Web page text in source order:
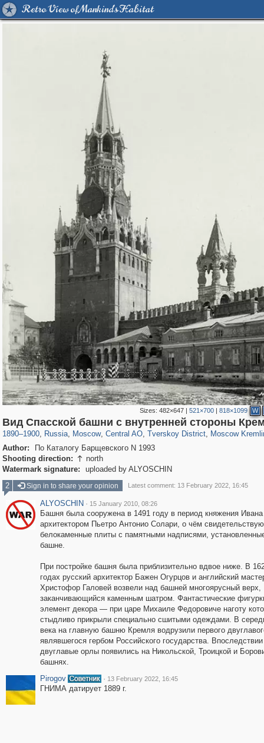
Retro View of Mankind's Habitat
Sizes:482×647 |521×700 |818×1099 W
Вид Спасской башни с внутренней стороны
1890–1900, Russia
1,407,345 29,248
, Moscow
319,882 8,286
, Central AO
160,021 5,916
, Tverskoy District
53,055 2,283
, Moscow
5,821 536
Author:
По Каталогу Барщевского N 1993
Shooting direction:  north
Watermark signature:
uploaded by ALYOSCHIN
2
Sign in to share your opinion Latest comment: 13 February 2022, 16:45
ALYOSCHIN · 15 January 2010, 08:26
Башня была сооружена в 1491 году в период княжения
архитектором Пьетро Антонио Солари, о чём
белокаменные плиты с памятными надписями,
башне.
При постройке башня была приблизительно вдвое ниже. В
годах русский архитектор Бажен Огурцов и английский
Христофор Галовей возвели над башней многоярусный верх,
заканчивающийся каменным шатром. Фантастические
элемент декора — при царе Михаиле Федоровиче наготу
стыдливо прикрыли специально сшитыми одеждами. В
века на главную башню Кремля водрузили первого
являвшегося гербом Российского государства. Впоследствии
двуглавые орлы появились на Никольской, Троицкой и
башнях.
Pirogov
· 13 February 2022, 16:45
ГНИМА датирует 1889 г.